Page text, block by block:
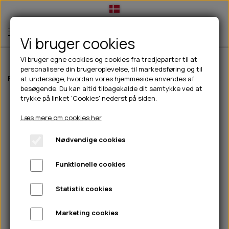
TIL HUND
💧FODER- VANDSKÅLE
CHICOPEE
GODBIDSTASKE
HALSBÅND
🦴 GODBIDDER & SNACKS
🍖 SMAGSVARIANTER
🎾 LEGETØJ
TÆNDER, ØRE, ØJE, POTER & NÆSE
🐾 UDSTYR & KOMFORT
TIL HUNDEEJER
DRIKKEFLASKER/TERMOFLASKER
HUER OG VANTER
PINEWOOD SALES
TIL KAT
TILBUD
NYHEDER
ABONNEMENT
Forside Abonnement på hundefoder 2x10kg. PrimaDog adult all
Vi bruger cookies
Vi bruger egne cookies og cookies fra tredjeparter til at
personalisere din brugeroplevelse, til markedsføring og til
at undersøge, hvordan vores hjemmeside anvendes af
besøgende. Du kan altid tilbagekalde dit samtykke ved at
trykke på linket 'Cookies' nederst på siden.
Læs mere om cookies her
Nødvendige cookies
Funktionelle cookies
Statistik cookies
Marketing cookies